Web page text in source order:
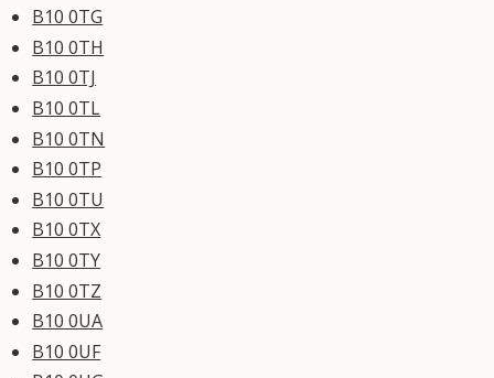
B10 0TG
B10 0TH
B10 0TJ
B10 0TL
B10 0TN
B10 0TP
B10 0TU
B10 0TX
B10 0TY
B10 0TZ
B10 0UA
B10 0UF